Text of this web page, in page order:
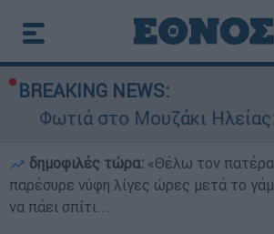
BREAKING NEWS:
Ηλείας: Κοντά στην
δημοφιλές τώρα: «Θέλω τον
παρέσυρε νύφη λίγες ώρες μετά το
να πάει σπίτι...